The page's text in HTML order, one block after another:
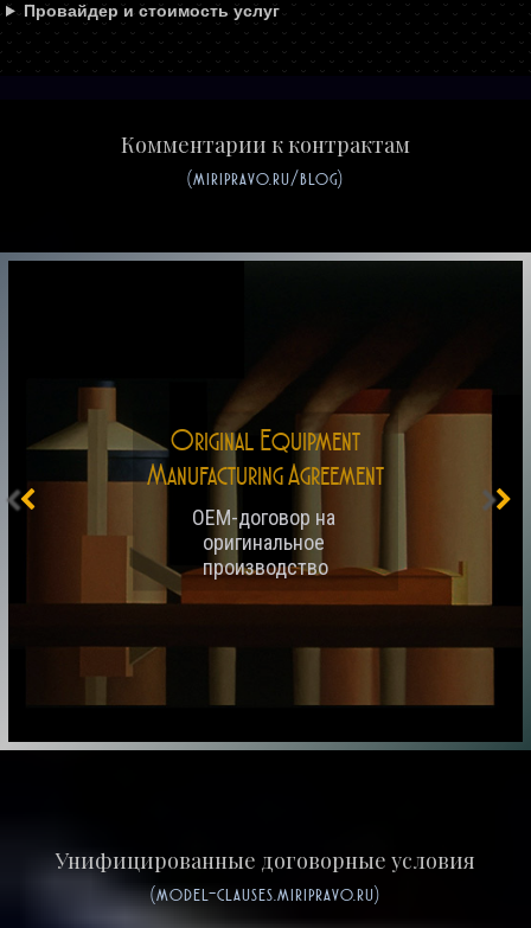
Провайдер и стоимость услуг
Комментарии к контрактам
(miripravo.ru/blog)
Original Equipment
Manufacturing Agreement
OEM-договор на
оригинальное
производство
Унифицированные договорные условия
(model-clauses.miripravo.ru)